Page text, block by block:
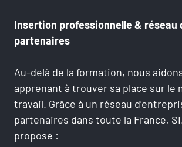
Insertion professionnelle & réseau
partenaires
Au-delà de la formation, nous
apprenant à trouver sa place sur le
travail. Grâce à un réseau
partenaires dans toute la France,
propose :
RÉSERVER UNE SESSION
Vous êtes